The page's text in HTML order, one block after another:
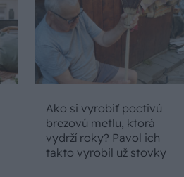
Ako si vyrobiť poctivú
brezovú metlu, ktorá
vydrží roky? Pavol ich
takto vyrobil už stovky